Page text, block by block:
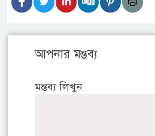
আপনার মন্তব্য
মন্তব্য লিখুন